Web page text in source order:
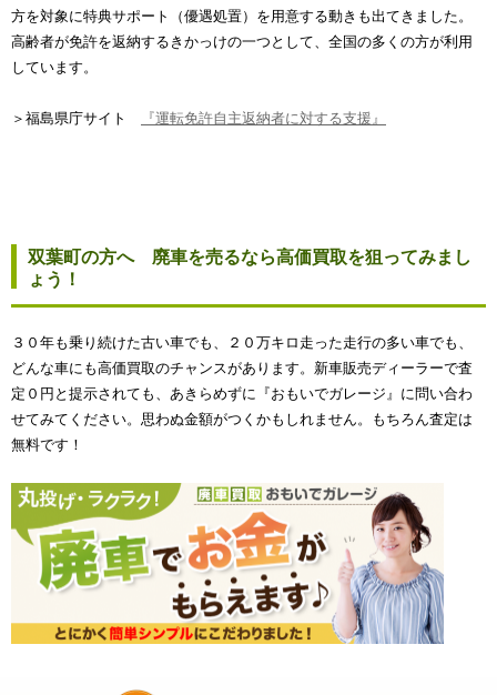
方を対象に特典サポート（優遇処置）を用意する動きも出てきました。
高齢者が免許を返納するきかっけの一つとして、全国の多くの方が利用
しています。
＞福島県庁サイト 『運転免許自主返納者に対する支援』
双葉町の方へ 廃車を売るなら高価買取を狙ってみまし
ょう！
３０年も乗り続けた古い車でも、２０万キロ走った走行の多い車でも、
どんな車にも高価買取のチャンスがあります。新車販売ディーラーで査
定０円と提示されても、あきらめずに『おもいでガレージ』に問い合わ
せてみてください。思わぬ金額がつくかもしれません。もちろん査定は
無料です！